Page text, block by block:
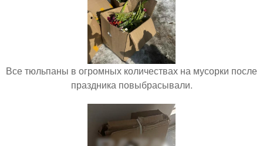
Все тюльпаны в огромных количествах на мусорки после
праздника повыбрасывали.